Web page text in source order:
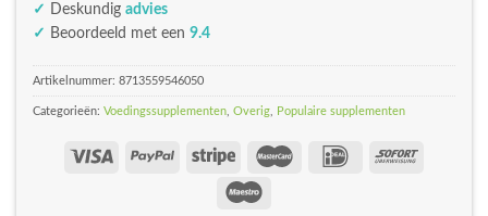
✓
Deskundig advies
✓ Beoordeeld met een 9.4
Artikelnummer: 8713559546050
Categorieën: Voedingssupplementen Overig Populaire supplementen